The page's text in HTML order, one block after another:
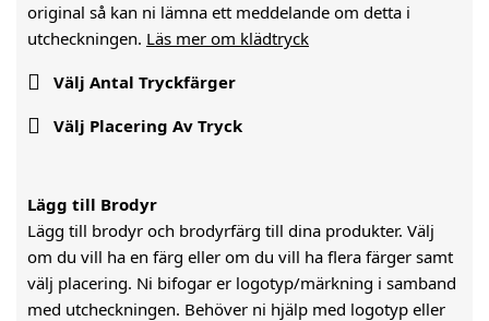
original så kan ni lämna ett meddelande om detta i
utcheckningen. Läs mer om klädtryck
 Välj Antal Tryckfärger
 Välj Placering Av Tryck
Lägg till Brodyr
Lägg till brodyr och brodyrfärg till dina produkter. Välj
om du vill ha en färg eller om du vill ha flera färger samt
välj placering. Ni bifogar er logotyp/märkning i samband
med utcheckningen. Behöver ni hjälp med logotyp eller